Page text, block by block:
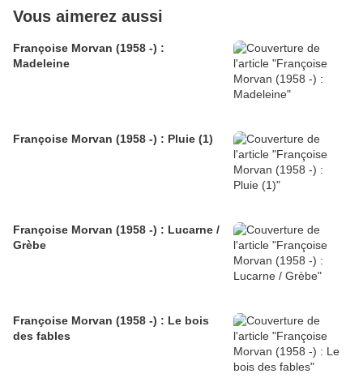
Vous aimerez aussi
Françoise Morvan (1958 -) :
Madeleine
Françoise Morvan (1958 -) : Pluie (1)
Françoise Morvan (1958 -) : Lucarne /
Grèbe
Françoise Morvan (1958 -) : Le bois
des fables